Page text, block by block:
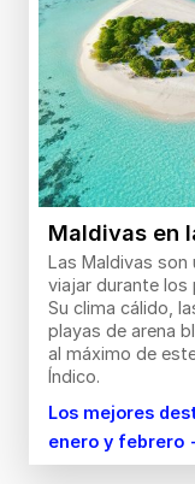
Maldivas en
Las Maldivas son
viajar durante los
Su clima cálido,
playas de arena
al máximo de
Índico.
Los mejores
enero y febrero